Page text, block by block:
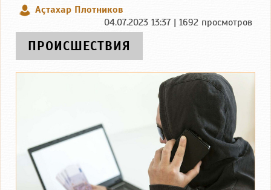
Аçтахар Плотников
04.07.2023 13:37 | 1692 просмотров
ПРОИСШЕСТВИЯ